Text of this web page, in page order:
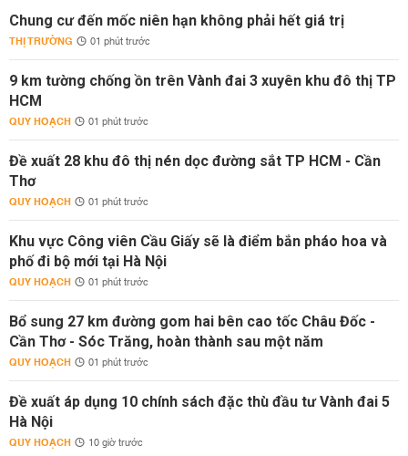
Chung cư đến mốc niên hạn không phải hết giá trị
THỊ TRƯỜNG 01 phút trước
9 km tường chống ồn trên Vành đai 3 xuyên khu đô thị TP
HCM
QUY HOẠCH 01 phút trước
Đề xuất 28 khu đô thị nén dọc đường sắt TP HCM - Cần
Thơ
QUY HOẠCH 01 phút trước
Khu vực Công viên Cầu Giấy sẽ là điểm bắn pháo hoa và
phố đi bộ mới tại Hà Nội
QUY HOẠCH 01 phút trước
Bổ sung 27 km đường gom hai bên cao tốc Châu Đốc -
Cần Thơ - Sóc Trăng, hoàn thành sau một năm
QUY HOẠCH 01 phút trước
Đề xuất áp dụng 10 chính sách đặc thù đầu tư Vành đai 5
Hà Nội
QUY HOẠCH 10 giờ trước